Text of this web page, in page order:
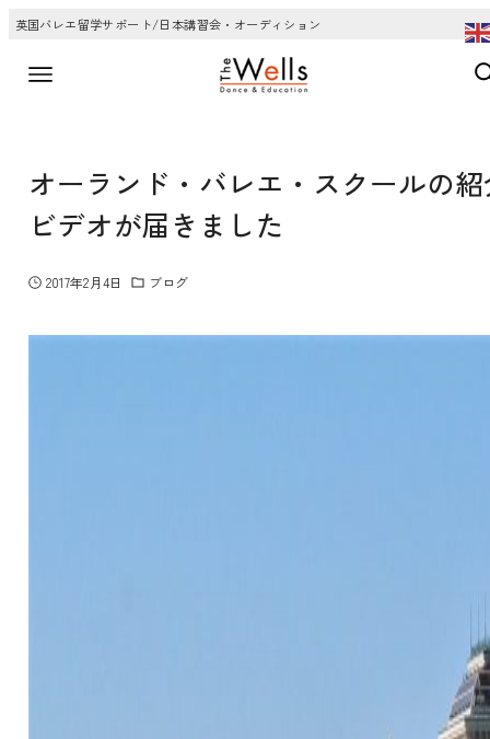
英国バレエ留学サポート/日本講習会・オーディション
オーランド・バレエ・スクールの
ビデオが届きました
2017年2月4日 ブログ